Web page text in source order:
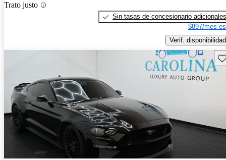
Trato justo
Sin tasas de concesionario adicionales
$897/mes
Verif. disponibilidad